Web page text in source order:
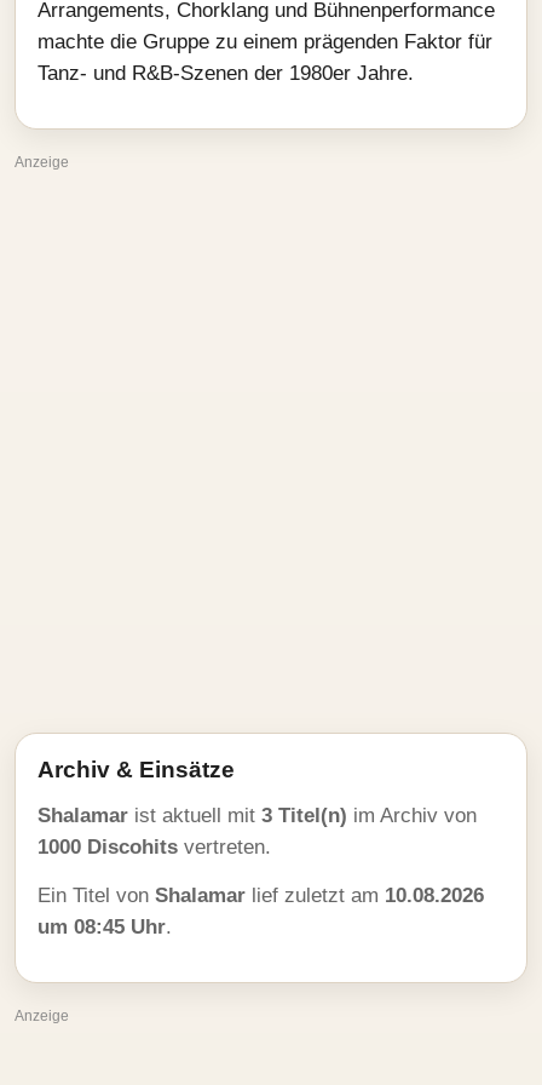
Arrangements, Chorklang und Bühnenperformance
machte die Gruppe zu einem prägenden Faktor für
Tanz- und R&B-Szenen der 1980er Jahre.
Anzeige
Archiv & Einsätze
Shalamar ist aktuell mit 3 Titel(n) im Archiv von
1000 Discohits vertreten.
Ein Titel von Shalamar lief zuletzt am 10.08.2026
um 08:45 Uhr.
Anzeige